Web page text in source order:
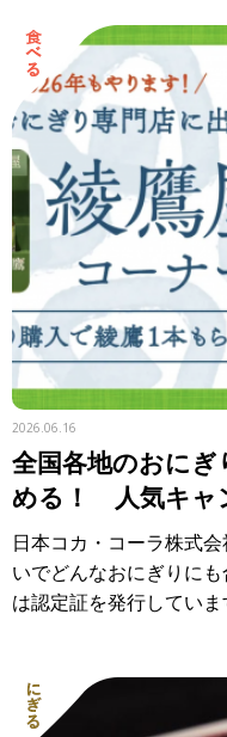
2026.06.16
全国各地のおにぎ
める！ 人気キャ
日本コカ・コーラ株式
いでどんなおにぎりに
は認定証を発行してい
しているのが「おにぎ